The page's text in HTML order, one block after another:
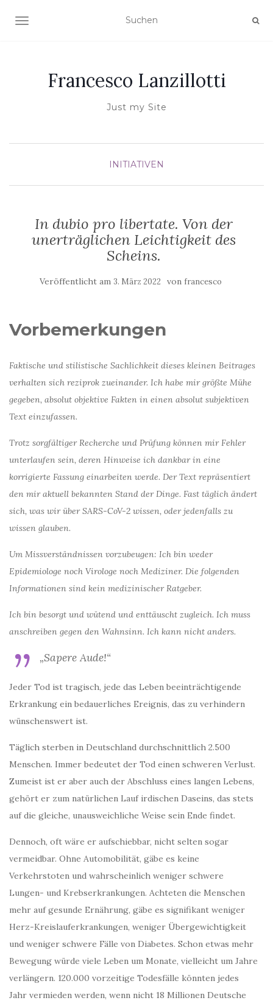
NAVIGATION UMSCHALTEN
Francesco Lanzillotti
Just my Site
INITIATIVEN
In dubio pro libertate. Von der
unerträglichen Leichtigkeit des
Scheins.
Veröffentlicht am 3. März 2022 von francesco
Vorbemerkungen
Faktische und stilistische Sachlichkeit dieses kleinen Beitrages
verhalten sich reziprok zueinander. Ich habe mir größte Mühe
gegeben, absolut objektive Fakten in einen absolut subjektiven
Text einzufassen.
Trotz sorgfältiger Recherche und Prüfung können mir Fehler
unterlaufen sein, deren Hinweise ich dankbar in eine
korrigierte Fassung einarbeiten werde. Der Text repräsentiert
den mir aktuell bekannten Stand der Dinge. Fast täglich ändert
sich, was wir über SARS-CoV-2 wissen, oder jedenfalls zu
wissen glauben.
Um Missverständnissen vorzubeugen: Ich bin weder
Epidemiologe noch Virologe noch Mediziner. Die folgenden
Informationen sind kein medizinischer Ratgeber.
Ich bin besorgt und wütend und enttäuscht zugleich. Ich muss
anschreiben gegen den Wahnsinn. Ich kann nicht anders.
„Sapere Aude!“
Jeder Tod ist tragisch, jede das Leben beeinträchtigende
Erkrankung ein bedauerliches Ereignis, das zu verhindern
wünschenswert ist.
Täglich sterben in Deutschland durchschnittlich 2.500
Menschen. Immer bedeutet der Tod einen schweren Verlust.
Zumeist ist er aber auch der Abschluss eines langen Lebens,
gehört er zum natürlichen Lauf irdischen Daseins, das stets
auf die gleiche, unausweichliche Weise sein Ende findet.
Dennoch, oft wäre er aufschiebbar, nicht selten sogar
vermeidbar. Ohne Automobilität, gäbe es keine
Verkehrstoten und wahrscheinlich weniger schwere
Lungen- und Krebserkrankungen. Achteten die Menschen
mehr auf gesunde Ernährung, gäbe es signifikant weniger
Herz-Kreislauferkrankungen, weniger Übergewichtigkeit
und weniger schwere Fälle von Diabetes. Schon etwas mehr
Bewegung würde viele Leben um Monate, vielleicht um Jahre
verlängern. 120.000 vorzeitige Todesfälle könnten jedes
Jahr vermieden werden, wenn nicht 18 Millionen Deutsche